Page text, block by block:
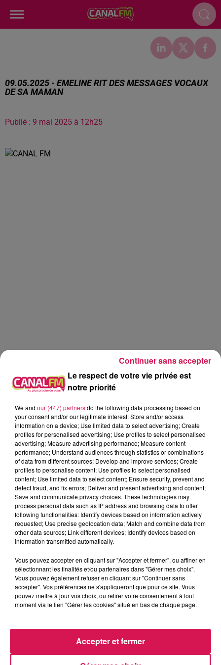
09.05.2025 - EMELINE RIT DES MESSAGES VOCAUX
DE SA MAMAN
Publié : 9 mai 2025 à 12h25
Canal fm
Geoffrey Deloux
La Ligne des Auditeurs
0:00 1 min 41 sec
9 mai 2025 - 1 min 41 sec
09.05.2025 - EMELINE RIT DES MESSAGES
VOCAUX DE SA MAMAN
Revivez les meilleurs moments de la Ligne des Auditeurs
Le respect de votre vie privée est
notre priorité
We and our (447) partnersdo the following data processing based on
your consent and/or our legitimate interest: Store and/or access
information on a device; Use limited data to select advertising; Create
profiles for personalised advertising; Use profiles to select personalised
advertising; Measure advertising performance; Measure content
performance; Understand audiences through statistics or combinations
of data from different sources; Develop and improve services; Create
profiles to personalise content; Use profiles to select personalised
content; Use limited data to select content; Ensure security, prevent and
detect fraud, and fix errors; Deliver and present advertising and content;
Save and communicate privacy choices. These technologies may
process personal data such as IP address and browsing data to offer
following functionalities: Identify devices based on information actively
requested; Use precise geolocation data; Match and combine data from
other data sources; Link different devices; Identify devices based on
information transmitted automatically.
Vous pouvez accepter en cliquant sur "Accepter et fermer", ou affiner en
sélectionnant les finalités et/ou partenaires dans "Gérer mes choix".
Vous pouvez également refuser en cliquant sur "Continuer sans
accepter". Vos préférences ne s'appliqueront que pour ce site. Vous
pouvez mettre à jour vos choix, ou retirer votre consentement à tout
moment via le lien "Gérer les cookies" situé en bas de chaque page.
Accepter et fermer
Continuer sans accepter